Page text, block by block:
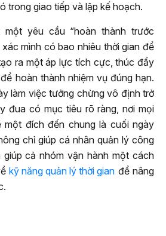
trong giao tiếp và lập kế hoạch.
một yêu cầu “hoàn thành trước
xác mình có bao nhiêu thời gian để
ra một áp lực tích cực, thúc đẩy
hoàn thành nhiệm vụ đúng hạn.
làm việc tưởng chừng vô định trở
đua có mục tiêu rõ ràng, nơi mọi
một đích đến chung là cuối ngày
chỉ giúp cá nhân quản lý công
cả nhóm vận hành một cách
kỹ năng quản lý thời gian để nâng